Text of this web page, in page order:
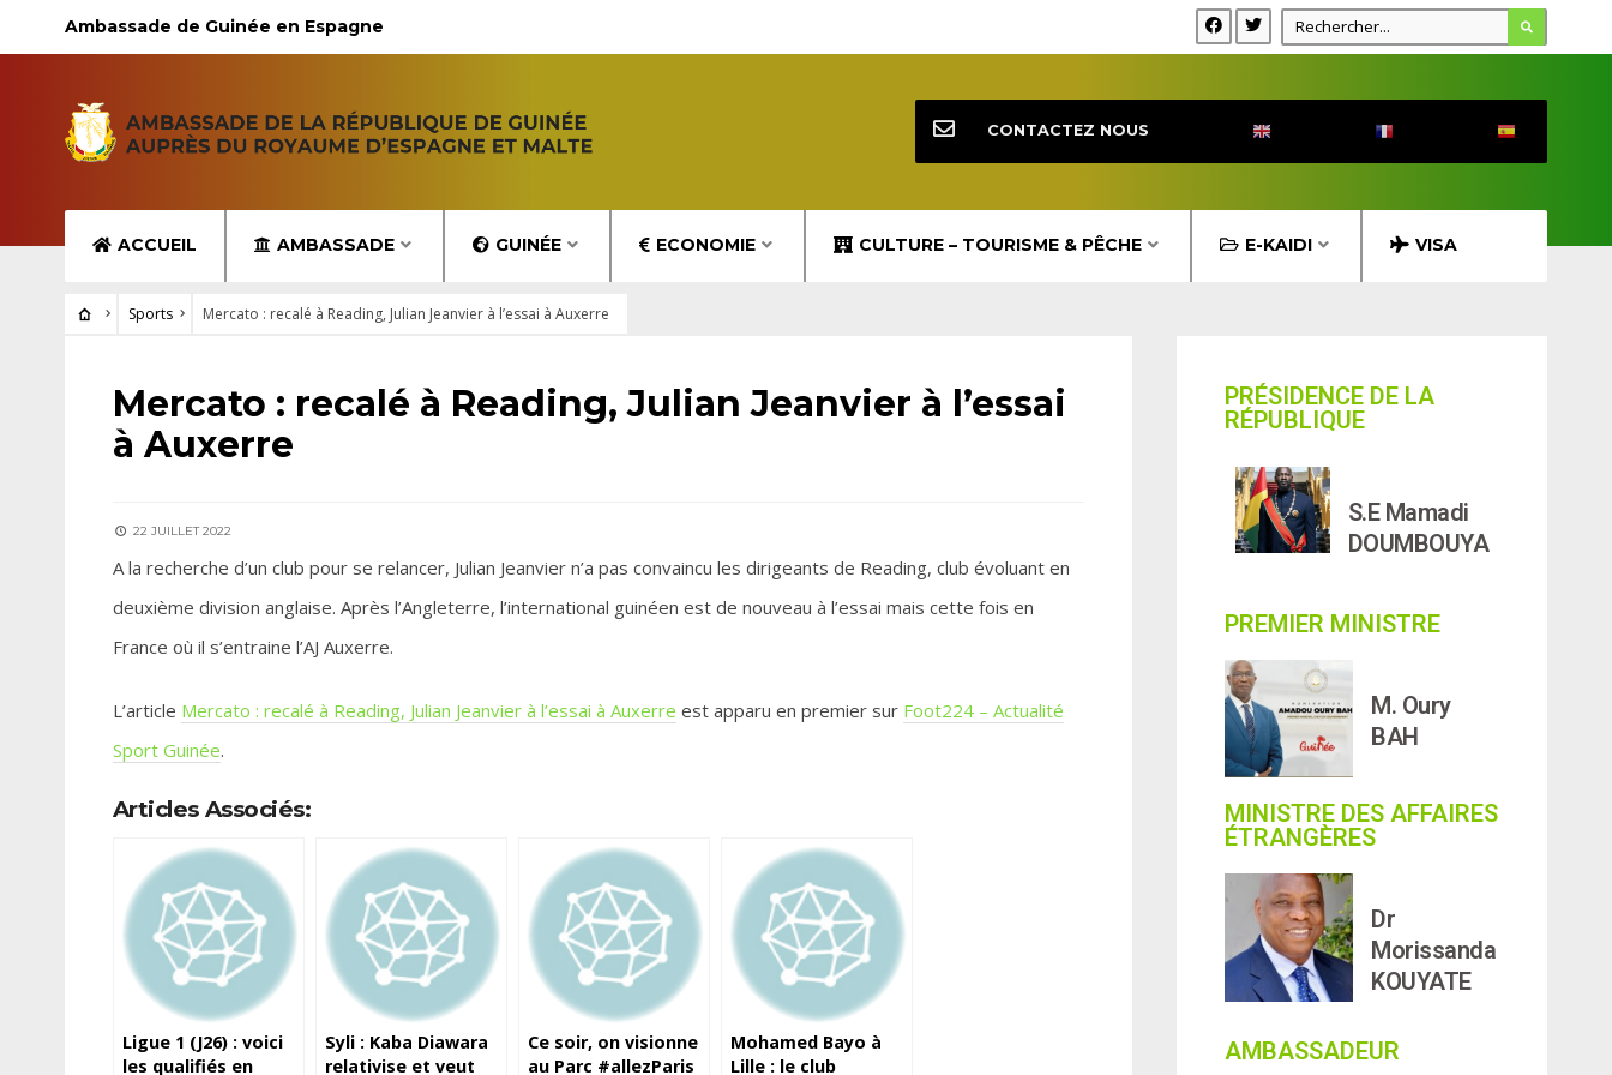
Ambassade de Guinée en Espagne
ACCUEIL AMBASSADE GUINÉE ECONOMIE CULTURE – TOURISME & PÊCHE E-KAIDI VISA
CONTACTEZ NOUS
Sports Mercato : recalé à Reading, Julian Jeanvier à l’essai à Auxerre
SPORTS
Mercato : recalé à Reading, Julian Jeanvier à l’essai
à Auxerre
22 JUILLET 2022
A la recherche d’un club pour se relancer, Julian Jeanvier n’a pas convaincu les dirigeants de Reading, club évoluant en
deuxième division anglaise. Après l’Angleterre, l’international guinéen est de nouveau à l’essai mais cette fois en
France où il s’entraine l’AJ Auxerre.
L’article Mercato : recalé à Reading, Julian Jeanvier à l’essai à Auxerre est apparu en premier sur Foot224 – Actualité
Sport Guinée.
Articles Associés:
Ligue 1 (J26) : voici
les qualifiés en
Syli : Kaba Diawara
relativise et veut
Ce soir, on visionne
au Parc #allezParis
Mohamed Bayo à
Lille : le club
PRÉSIDENCE DE LA
RÉPUBLIQUE
S.E Mamadi
DOUMBOUYA
PREMIER MINISTRE
M. Oury
BAH
MINISTRE DES AFFAIRES
ÉTRANGÈRES
Dr
Morissanda
KOUYATE
AMBASSADEUR